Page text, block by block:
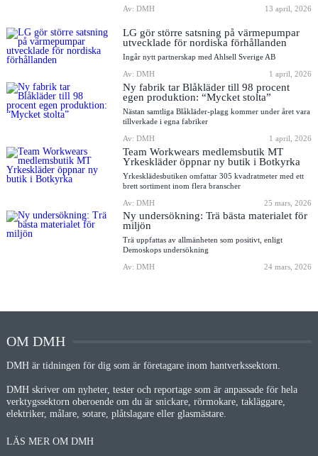
Av: DMH
13 april, 2026
LG gör större satsning på värmepumpar
utvecklade för nordiska förhållanden
Ingår nytt partnerskap med Ahlsell Sverige AB
Av: DMH
1 april, 2026
Ny fabrik tar Blåkläder till 98 procent
egen produktion: “Mycket stolta”
Nästan samtliga Blåkläder-plagg kommer under året vara
tillverkade i egna fabriker
Av: DMH
1 april, 2026
Team Workwears medlemsbutik MT
Yrkeskläder öppnar ny butik i Botkyrka
Yrkesklädesbutiken omfattar 305 kvadratmeter med ett
brett sortiment inom flera branscher
Av: DMH
25 mars, 2026
Ny undersökning: Trä bästa materialet för
miljön
Trä uppfattas av allmänheten som positivt, enligt
Demoskops undersökning
Av: DMH
24 mars, 2026
OM DMH
DMH är tidningen för dig som är företagare inom hantverkssektorn.
DMH skriver om nyheter, tester och reportage som är anpassade för hela
verktygssektorn oberoende om du är snickare, rörmokare, takläggare,
elektriker, målare, sotare, plåtslagare eller glasmästare.
LÄS MER OM DMH